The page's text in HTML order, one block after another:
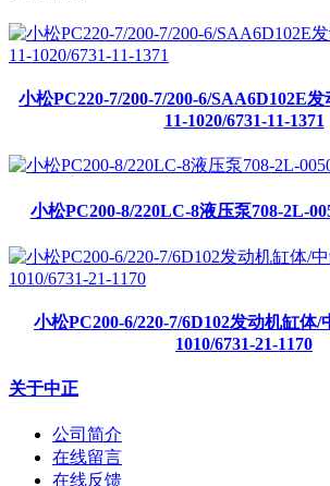
小松PC220-7/200-7/200-6/SAA6D102E
11-1020/6731-11-1371
小松PC200-8/220LC-8液压泵708-2L-
小松PC200-6/220-7/6D102发动机缸体/
1010/6731-21-1170
关于中正
公司简介
在线留言
在线反馈